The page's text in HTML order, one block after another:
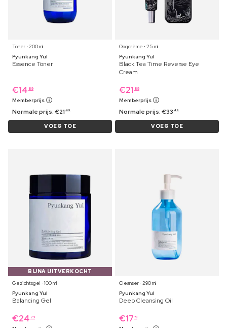
Toner ⋅ 200 ml
Pyunkang Yul
Essence Toner
€14 89
Memberprijs
Normale prijs:€21 49
VOEG TOE
Oogcrème ⋅ 25 ml
Pyunkang Yul
Black Tea Time Reverse Eye
Cream
€21 89
Memberprijs
Normale prijs:€33 49
VOEG TOE
BIJNA UITVERKOCHT
Gezichtsgel ⋅ 100 ml
Pyunkang Yul
Balancing Gel
€24 29
Cleanser ⋅ 290 ml
Pyunkang Yul
Deep Cleansing Oil
€17 19